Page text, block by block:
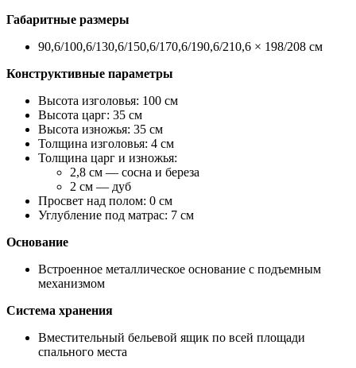
Габаритные размеры
90,6/100,6/130,6/150,6/170,6/190,6/210,6 × 198/208 см
Конструктивные параметры
Высота изголовья: 100 см
Высота царг: 35 см
Высота изножья: 35 см
Толщина изголовья: 4 см
Толщина царг и изножья:
2,8 см — сосна и береза
2 см — дуб
Просвет над полом: 0 см
Углубление под матрас: 7 см
Основание
Встроенное металлическое основание с подъемным
механизмом
Система хранения
Вместительный бельевой ящик по всей площади
спального места